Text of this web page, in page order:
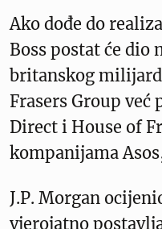
Ako dođe do
Boss postat će dio
britanskog
Frasers Group već
Direct i House of
kompanijama
J.P. Morgan
vjerojatno